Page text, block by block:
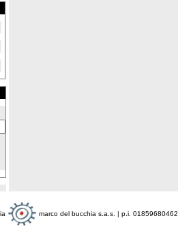
marco del bucchia s.a.s. | p.i. 01859680462